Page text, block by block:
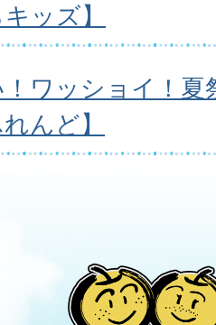
ッズ】
ワッショイ！夏
んど】